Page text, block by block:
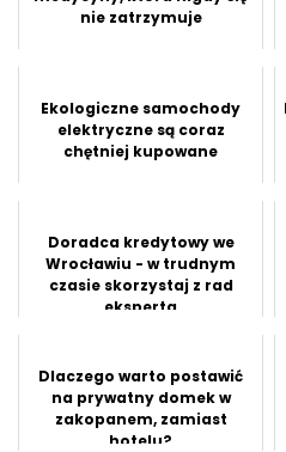
nie zatrzymuje
Ekologiczne samochody
elektryczne są coraz
chętniej kupowane
Doradca kredytowy we
Wrocławiu - w trudnym
czasie skorzystaj z rad
eksperta
Dlaczego warto postawić
na prywatny domek w
zakopanem, zamiast
hotelu?